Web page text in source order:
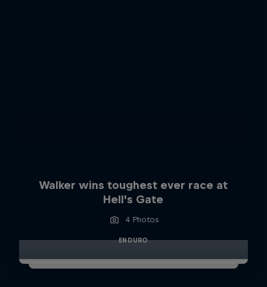
Walker wins toughest ever race at
Hell’s Gate
4 Photos
ENDURO